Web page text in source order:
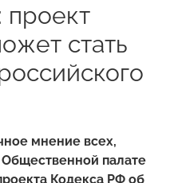
проект
стать
мнение всех,
палате
Кодекса РФ об